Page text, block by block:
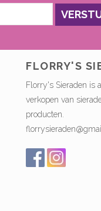
FLORRY'S
Florry's Sieraden is
verkopen van
producten.